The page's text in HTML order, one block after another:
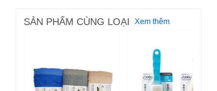
SẢN PHẨM CÙNG LOẠI Xem thêm